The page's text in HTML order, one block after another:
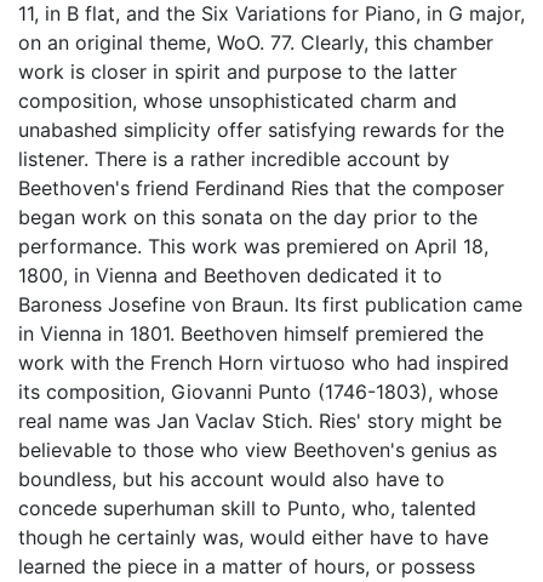
11, in B flat, and the Six Variations for Piano, in G major,
on an original theme, WoO. 77. Clearly, this chamber
work is closer in spirit and purpose to the latter
composition, whose unsophisticated charm and
unabashed simplicity offer satisfying rewards for the
listener. There is a rather incredible account by
Beethoven's friend Ferdinand Ries that the composer
began work on this sonata on the day prior to the
performance. This work was premiered on April 18,
1800, in Vienna and Beethoven dedicated it to
Baroness Josefine von Braun. Its first publication came
in Vienna in 1801. Beethoven himself premiered the
work with the French Horn virtuoso who had inspired
its composition, Giovanni Punto (1746-1803), whose
real name was Jan Vaclav Stich. Ries' story might be
believable to those who view Beethoven's genius as
boundless, but his account would also have to
concede superhuman skill to Punto, who, talented
though he certainly was, would either have to have
learned the piece in a matter of hours, or possess